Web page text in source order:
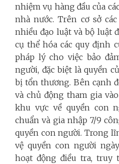
nhiệm vụ hàng đầu của
nhà nước. Trên cơ sở
nhiều đạo luật và bộ luật
cụ thể hóa các quy định
pháp lý cho việc bảo
người, đặc biệt là quyền
bị tổn thương. Bên cạnh
và chủ động tham gia
khu vực về quyền con
chuẩn và gia nhập 7/9
quyền con người. Trong
vệ quyền con người
hoạt động điều tra, truy